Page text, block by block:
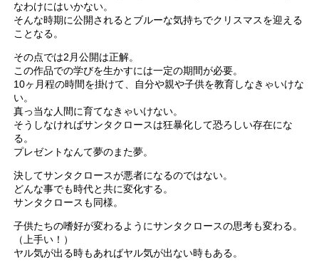
なわけにはいかない。
そんな時期に公開されるとブルーな気持ちでクリスマスを迎える
ことなる。
その点では2月公開は正解。
この作品での学びを生かすには一定の期間が必要。
10ヶ月程の時間を掛けて、自分や親や子供を教育しなきゃいけな
い。
真っ当な人間に育てなきゃいけない。
そうしなければサンタクロースは狂暴化して恐ろしい存在にな
る。
プレゼントなんて夢のまた夢。
決してサンタクロースが悪者になるのではない。
どんな事でも時代と共に変化する。
サンタクロースも同様。
子供たちの嗜好が変わるようにサンタクロースの思考も変わる。
（上手い！）
ヤル気が出る時もあればヤル気が出ない時もある。